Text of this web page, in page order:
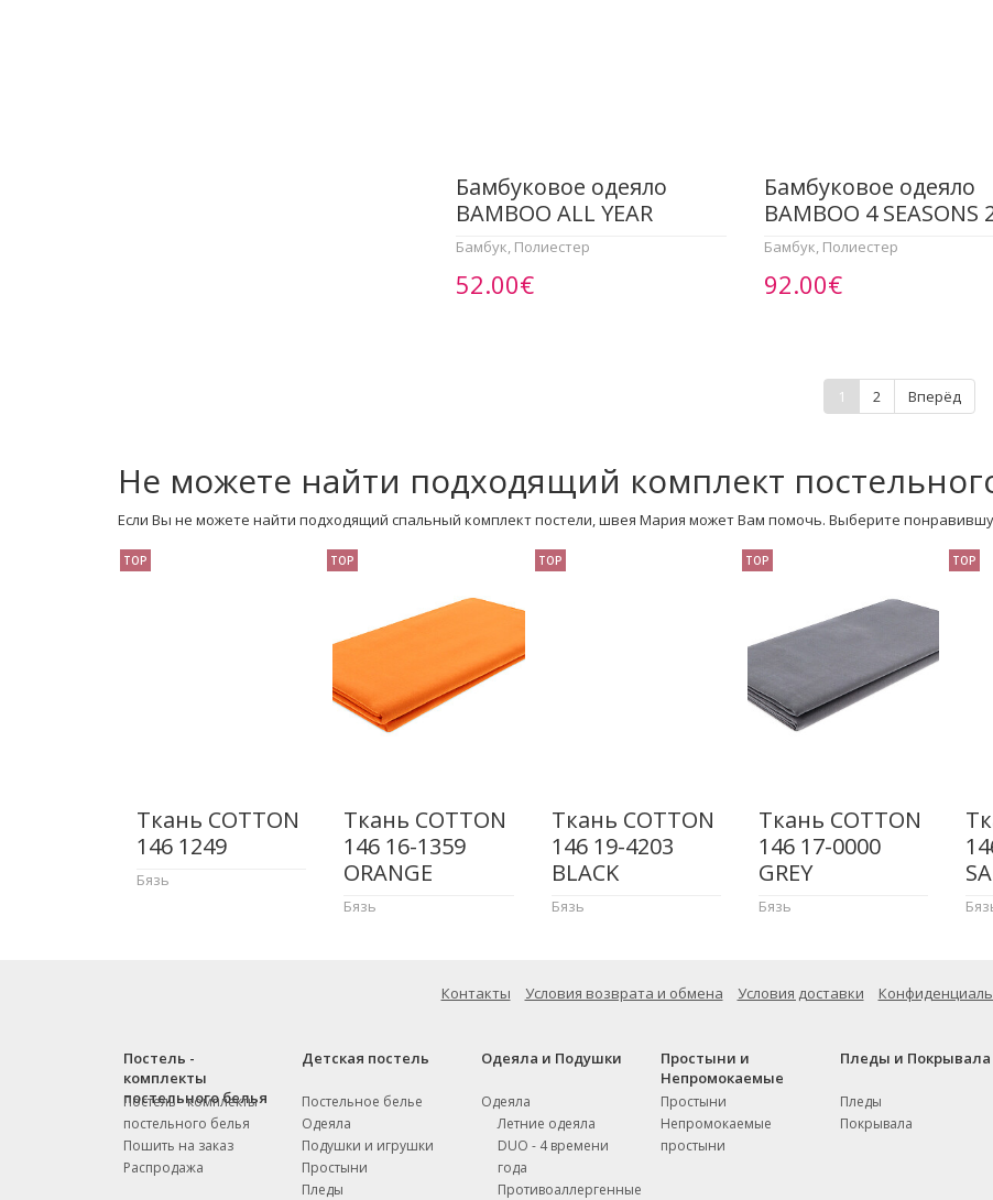
Бамбуковое одеяло
BAMBOO ALL YEAR
Бамбук, Полиестер
52.00€
Бамбуковое одеяло
BAMBOO 4 SEASONS
Бамбук, Полиестер
92.00€
1 2 Вперёд
Не можете найти подходящий комплект
Если Вы не можете найти подходящий спальный комплект постели, швея Мария может Вам помочь. Выберите
TOP
Ткань COTTON
146 1249
Бязь
TOP
Ткань COTTON
146 16-1359
ORANGE
Бязь
TOP
Ткань COTTON
146 19-4203
BLACK
Бязь
TOP
Ткань COTTON
146 17-0000
GREY
Бязь
TOP
Контакты Условия возврата и обмена Условия доставки
Постель -
комплекты
постельного белья
Постель - комплекты
постельного белья
Пошить на заказ
Распродажа
Детская постель
Постельное белье
Одеяла
Подушки и игрушки
Простыни
Пледы
Одеяла и Подушки
Одеяла
Летние одеяла
DUO - 4 времени
года
Противоаллергенные
Простыни и
Непромокаемые
Простыни
Непромокаемые
простыни
Пледы и Покрывала
Пледы
Покрывала